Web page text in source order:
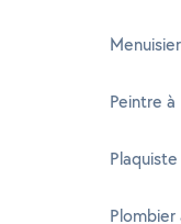
Peintre à
Plombier